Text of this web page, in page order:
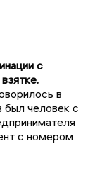
с
в
был человек с
с номером